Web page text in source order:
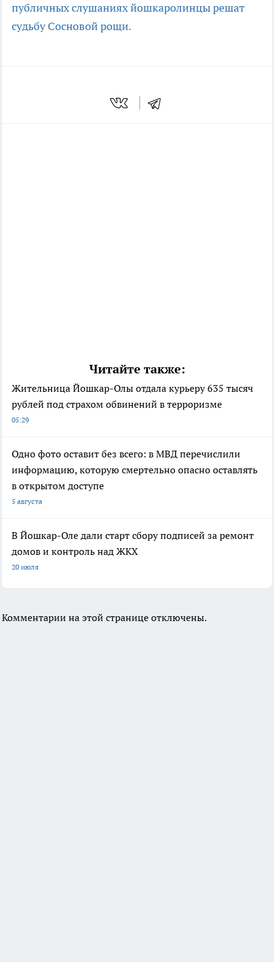
публичных слушаниях йошкаролинцы решат
судьбу Сосновой рощи.
Читайте также:
Жительница Йошкар-Олы отдала курьеру 635 тысяч
рублей под страхом обвинений в терроризме
05:29
Одно фото оставит без всего: в МВД перечислили
информацию, которую смертельно опасно оставлять
в открытом доступе
5 августа
В Йошкар-Оле дали старт сбору подписей за ремонт
домов и контроль над ЖКХ
20 июля
Комментарии на этой странице отключены.